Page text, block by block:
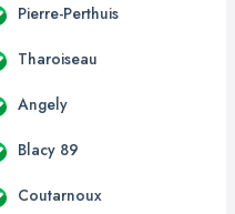
Pierre-Perthuis
Tharoiseau
Angely
Blacy 89
Coutarnoux